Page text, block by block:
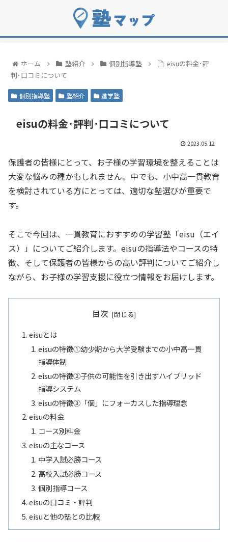
ホーム 塾紹介 個別指導塾
eisuの料金･評
判･口コミについて
個別指導塾 塾紹介 進学塾
eisuの料金･評判･口コミについて
2023.05.12
保護者の皆様にとって、お子様の学習環境を整えることは
大変な悩みの種かもしれません。中でも、小中高一貫教育
を検討されている方にとっては、適切な塾選びが重要で
す。
そこで今回は、一貫教育におすすめの学習塾「eisu（エイ
ス）」についてご紹介します。eisuの指導法やコースの特
徴、そして保護者の皆様からの高い評判についてご紹介し
ながら、お子様の学習支援に役立つ情報をお届けします。
目次
eisuとは
eisuの特徴①幼少期から大学受験までの小中高一貫
指導体制
eisuの特徴②子供の可能性を引き出すハイブリッド
指導システム
eisuの特徴➂「個」にフォーカスした指導理念
eisuの料金
コース別料金
eisuの主なコース
中学入試必勝コース
高校入試必勝コース
個別指導コース
eisuの口コミ・評判
eisuと他の塾との比較